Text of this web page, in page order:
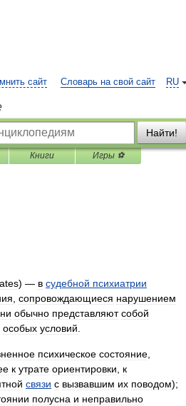
RU
сайт Словарь на свой сайт
Найти!
Книги Игры ⚽
) — в судебной психиатрии
сопровождающиеся нарушением
обычно представляют собой
особых условий
психическое состояние
к утрате ориентировки
к
связи с вызвавшим их поводом);
полусна и неправильно